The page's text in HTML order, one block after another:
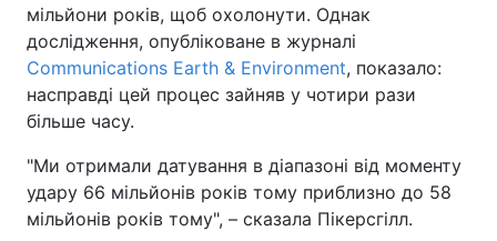
мільйони років, щоб охолонути. Однак
дослідження, опубліковане в журналі
Communications Earth & Environment, показало:
насправді цей процес зайняв у чотири рази
більше часу.
"Ми отримали датування в діапазоні від моменту
удару 66 мільйонів років тому приблизно до 58
мільйонів років тому", – сказала Пікерсгілл.